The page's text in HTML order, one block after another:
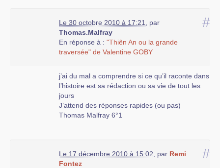
#
Le 30 octobre 2010 à 17:21
par
Thomas.Malfray
En réponse à : "Thiên An ou la grande
traversée" de Valentine GOBY
j’ai du mal a comprendre si ce qu’il raconte dans
l’histoire est sa rédaction ou sa vie de tout les
jours
J’attend des réponses rapides (ou pas)
Thomas Malfray 6°1
#
Le 17 décembre 2010 à 15:02 par Remi
Fontez